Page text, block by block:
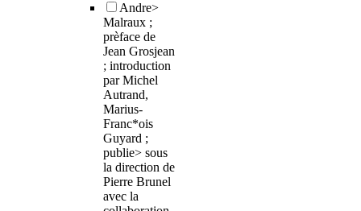
Andre>
Malraux ;
prèface de
Jean Grosjean
; introduction
par Michel
Autrand,
Marius-
Franc*ois
Guyard ;
publie> sous
la direction de
Pierre Brunel
avec la